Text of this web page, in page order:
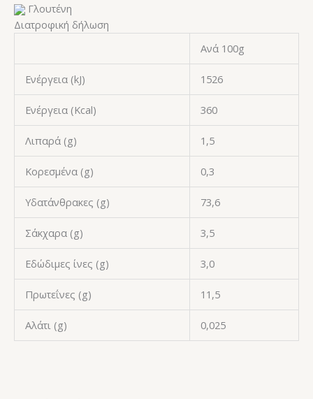
Γλουτένη
Διατροφική δήλωση
Ανά 100g
Ενέργεια (kJ) 1526
Ενέργεια (Kcal) 360
Λιπαρά (g) 1,5
Κορεσμένα (g) 0,3
Υδατάνθρακες (g) 73,6
Σάκχαρα (g) 3,5
Εδώδιμες ίνες (g) 3,0
Πρωτεΐνες (g) 11,5
Αλάτι (g) 0,025